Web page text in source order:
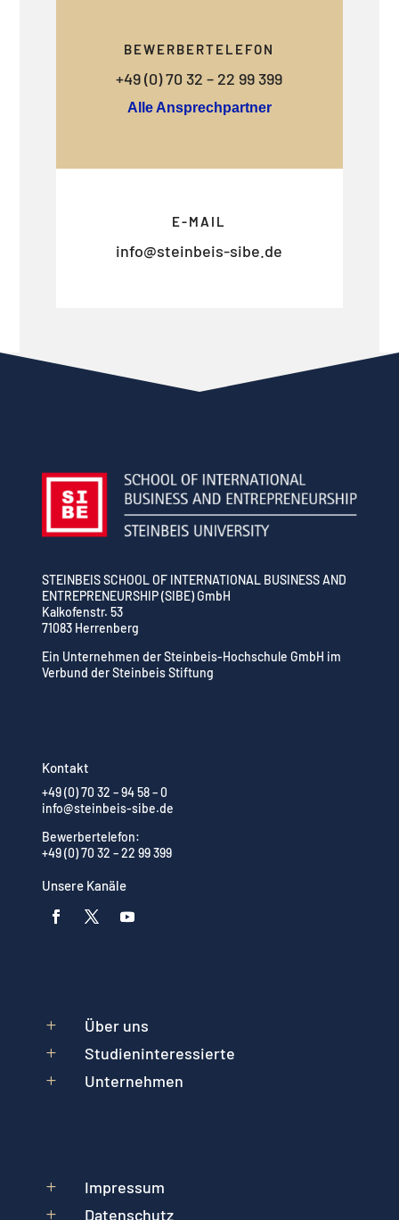
BEWERBERTELEFON
+49 (0) 70 32 – 22 99 399
Alle Ansprechpartner
E-MAIL
info@steinbeis-sibe.de
STEINBEIS SCHOOL OF INTERNATIONAL BUSINESS AND
ENTREPRENEURSHIP (SIBE) GmbH
Kalkofenstr. 53
71083 Herrenberg
Ein Unternehmen der Steinbeis-Hochschule GmbH im
Verbund der Steinbeis Stiftung
Kontakt
+49 (0) 70 32 – 94 58 – 0
info@steinbeis-sibe.de
Bewerbertelefon:
+49 (0) 70 32 – 22 99 399
Unsere Kanäle
L Über uns
L Studieninteressierte
L Unternehmen
L Impressum
L Datenschutz